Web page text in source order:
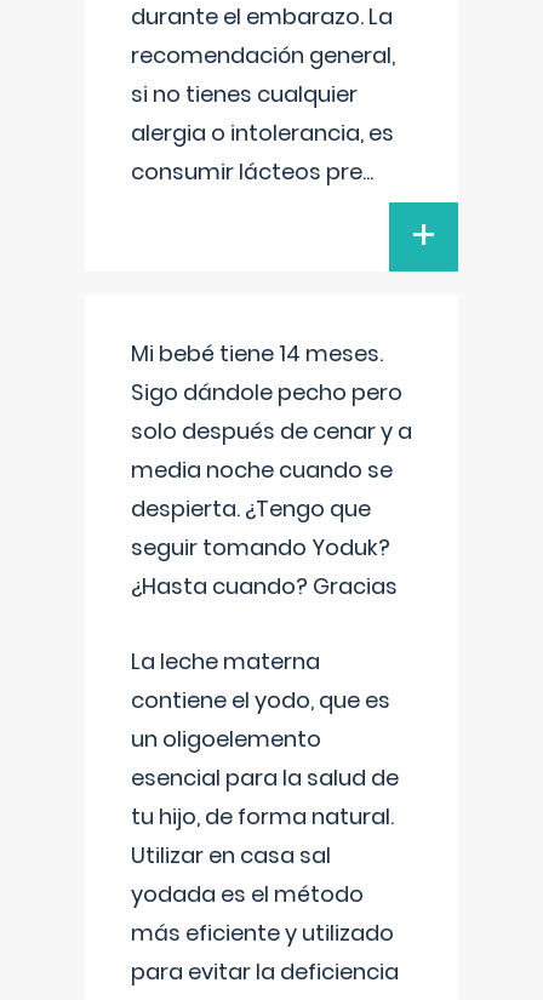
durante el embarazo. La
recomendación general,
si no tienes cualquier
alergia o intolerancia, es
consumir lácteos pre...
+
Mi bebé tiene 14 meses.
Sigo dándole pecho pero
solo después de cenar y a
media noche cuando se
despierta. ¿Tengo que
seguir tomando Yoduk?
¿Hasta cuando? Gracias
La leche materna
contiene el yodo, que es
un oligoelemento
esencial para la salud de
tu hijo, de forma natural.
Utilizar en casa sal
yodada es el método
más eficiente y utilizado
para evitar la deficiencia